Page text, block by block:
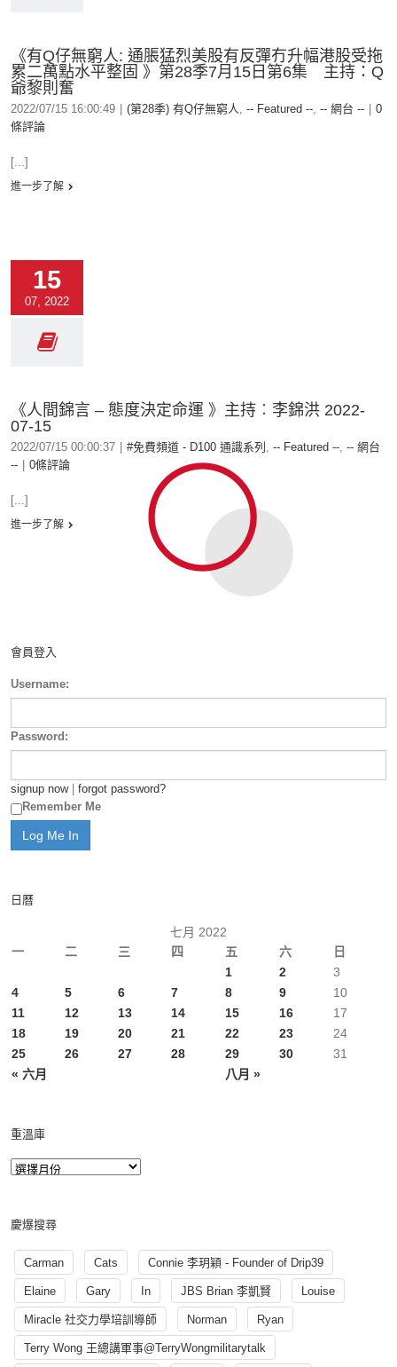
《有Q仔無窮人: 通脹猛烈美股有反彈冇升幅港股受拖
累二萬點水平整固 》第28季7月15日第6集 主持：Q
爺黎則奮
2022/07/15 16:00:49 (第28季) 有Q仔無窮人, -- Featured --, -- 網台 --
0
條評論
[...]
進一步了解
15
07, 2022
《人間錦言 – 態度決定命運 》主持︰李錦洪 2022-
07-15
2022/07/15 00:00:37 #免費頻道 - D100 通識系列 , -- Featured --, -- 網台
--
0條評論
[...]
進一步了解
會員登入
Username:
Password:
signup now| forgot password?
Remember Me
日曆
七月 2022
一
二 三 四 五 六 日
« 六月 八月 »
1 2
3
4
5 6 7 8 9
10
11
12 13 14 15 16
17
18
19 20 21 22 23
24
25
26 27 28 29 30 31
重溫庫
慶爆搜尋
Carman Cats Connie 李玥穎 - Founder of Drip39
Elaine Gary In JBS Brian 李凱賢 Louise
Miracle 社交力學培訓導師 Norman Ryan
Terry Wong 王總講軍事@TerryWongmilitarytalk